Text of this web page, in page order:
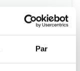
Par
135 €